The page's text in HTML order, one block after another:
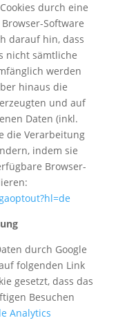
durch eine
Software
darauf hin, dass
nicht sämtliche
werden
hinaus die
und auf
Daten (inkl.
die Verarbeitung
indem sie
Browser-
durch Google
folgenden Link
gesetzt, dass das
Besuchen
Analytics